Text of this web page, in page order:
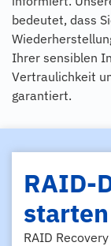
bedeutet, dass
Ihrer sensiblen
Vertraulichkeit
garantiert.
RAID-
starten
RAID